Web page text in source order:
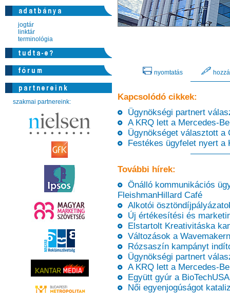
jogtár
linktár
terminológia
szakmai partnereink:
nyomtatás
Kapcsolódó cikkek:
Ügynökségi partnert
A KRQ lett a Mercedes-
Ügynökséget választott a
Festékes ügyfelet nyert a
További hírek:
Önálló kommunikációs
FleishmanHillard Café
Alkotói
Új értékesítési és
Elstartolt Kreativitáska
Változások a
Rózsaszín kampányt
Ügynökségi partnert
A KRQ lett a Mercedes-
Együtt gyúr a
Női egyenjogúságot